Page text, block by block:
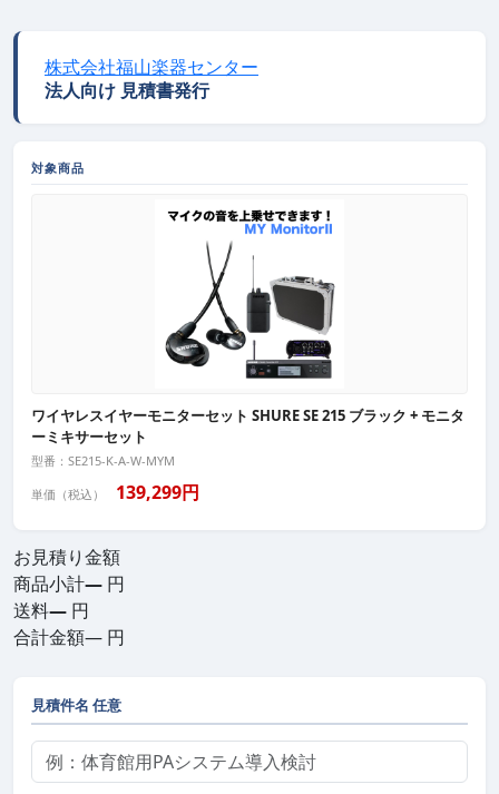
株式会社福山楽器センター
法人向け 見積書発行
対象商品
ワイヤレスイヤーモニターセット SHURE SE 215 ブラック + モニタ
ーミキサーセット
型番：SE215-K-A-W-MYM
単価（税込）
139,299円
お見積り金額
商品小計— 円
送料— 円
合計金額— 円
見積件名 任意